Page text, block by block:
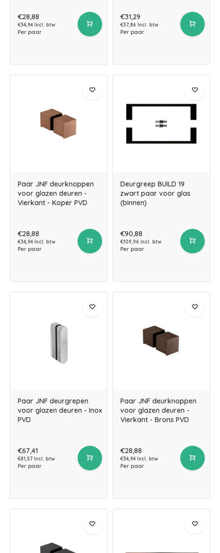
€28,88
€34,94 Incl. btw
Per paar
€31,29
€37,86 Incl. btw
Per paar
Paar JNF deurknoppen
voor glazen deuren -
Vierkant - Koper PVD
€28,88
€34,94 Incl. btw
Per paar
Deurgreep BUILD 19
zwart paar voor glas
(binnen)
€90,88
€109,96 Incl. btw
Per paar
Paar JNF deurgrepen
voor glazen deuren - Inox
PVD
€67,41
€81,57 Incl. btw
Per paar
Paar JNF deurknoppen
voor glazen deuren -
Vierkant - Brons PVD
€28,88
€34,94 Incl. btw
Per paar